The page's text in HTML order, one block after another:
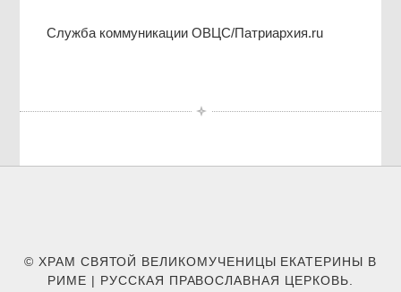
Служба коммуникации ОВЦС/Патриархия.ru
© ХРАМ СВЯТОЙ ВЕЛИКОМУЧЕНИЦЫ ЕКАТЕРИНЫ В
РИМЕ | РУССКАЯ ПРАВОСЛАВНАЯ ЦЕРКОВЬ.